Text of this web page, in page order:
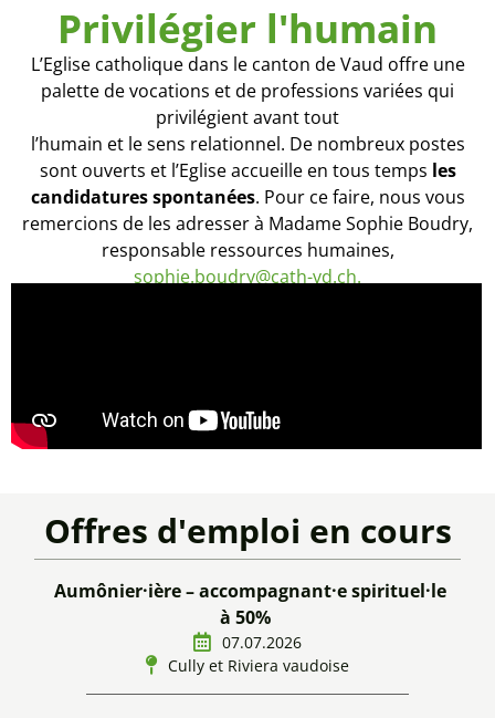
Privilégier l'humain
L’Eglise catholique dans le canton de Vaud offre une
palette de vocations et de professions variées qui
privilégient avant tout
l’humain et le sens relationnel. De nombreux postes
sont ouverts et l’Eglise accueille en tous temps les
candidatures spontanées. Pour ce faire, nous vous
remercions de les adresser à Madame Sophie Boudry,
responsable ressources humaines,
sophie.boudry@cath-vd.ch.
Offres d'emploi en cours
Aumônier·ière – accompagnant·e spirituel·le
à 50%
07.07.2026
Cully et Riviera vaudoise